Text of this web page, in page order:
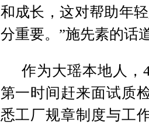
和成长，这对帮助年
分重要。”施先素的话
作为大瑶本地人，
第一时间赶来面试质
悉工厂规章制度与工